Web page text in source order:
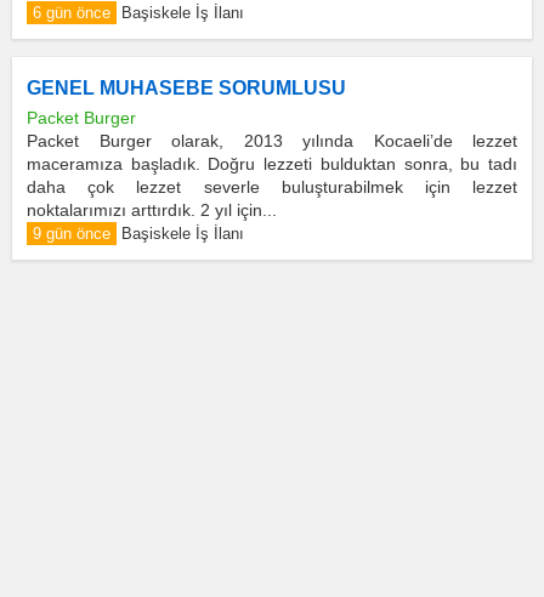
6 gün önce Başiskele İş İlanı
GENEL MUHASEBE SORUMLUSU
Packet Burger
Packet Burger olarak, 2013 yılında Kocaeli’de lezzet
maceramıza başladık. Doğru lezzeti bulduktan sonra, bu tadı
daha çok lezzet severle buluşturabilmek için lezzet
noktalarımızı arttırdık. 2 yıl için...
9 gün önce Başiskele İş İlanı